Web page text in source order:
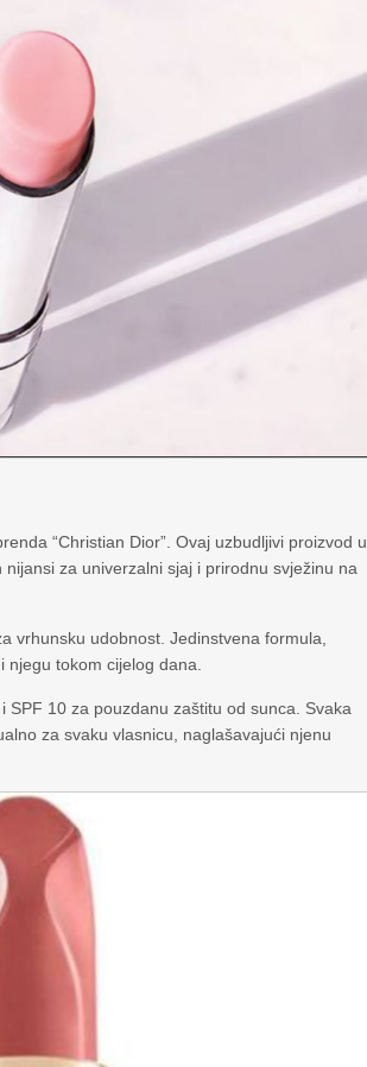
“Christian Dior”. Ovaj uzbudljivi proizvod u
za univerzalni sjaj i prirodnu svježinu na
vrhunsku udobnost. Jedinstvena formula,
njegu tokom cijelog dana.
10 za pouzdanu zaštitu od sunca. Svaka
za svaku vlasnicu, naglašavajući njenu